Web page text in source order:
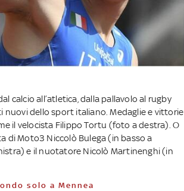
calcio all’atletica, dalla pallavolo al rugby
dello sport italiano. Medaglie e vittorie
il velocista Filippo Tortu (foto a destra). O
di Moto3 Niccolò Bulega (in basso a
e il nuotatore Nicolò Martinenghi (in
solo a Mennea